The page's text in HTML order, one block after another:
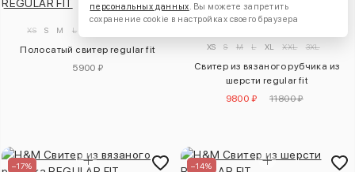
XS S M L
Полосатый свитер regular fit
5900 ₽
–17%
XS S M L XL XXL 3XL
Свитер из вязаного рубчика из
шерсти regular fit
9800 ₽
11800 ₽
–17% –14%
персональных данных. Вы можете запретить
сохранение cookie в настройках своего браузера